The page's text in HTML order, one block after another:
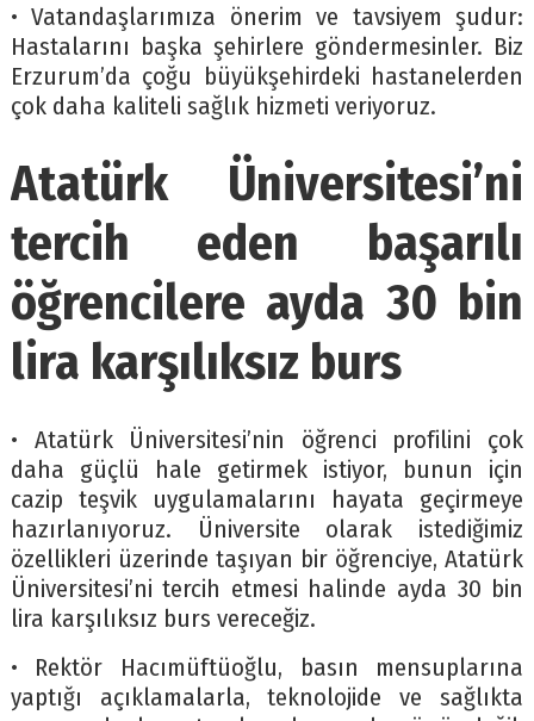
• Vatandaşlarımıza önerim ve tavsiyem şudur:
Hastalarını başka şehirlere göndermesinler. Biz
Erzurum’da çoğu büyükşehirdeki hastanelerden
çok daha kaliteli sağlık hizmeti veriyoruz.
Atatürk Üniversitesi’ni
tercih eden başarılı
öğrencilere ayda 30 bin
lira karşılıksız burs
• Atatürk Üniversitesi’nin öğrenci profilini çok
daha güçlü hale getirmek istiyor, bunun için
cazip teşvik uygulamalarını hayata geçirmeye
hazırlanıyoruz. Üniversite olarak istediğimiz
özellikleri üzerinde taşıyan bir öğrenciye, Atatürk
Üniversitesi’ni tercih etmesi halinde ayda 30 bin
lira karşılıksız burs vereceğiz.
• Rektör Hacımüftüoğlu, basın mensuplarına
yaptığı açıklamalarla, teknolojide ve sağlıkta